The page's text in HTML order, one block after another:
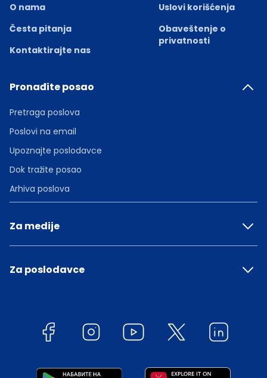
O nama
Česta pitanja
Kontaktirajte nas
Uslovi korišćenja
Obaveštenje o
privatnosti
Pronađite posao
Pretraga poslova
Poslovi na email
Upoznajte poslodavce
Dok tražite posao
Arhiva poslova
Za medije
Za poslodavce